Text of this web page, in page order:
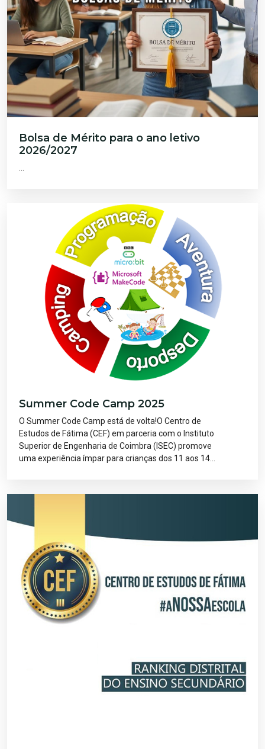
Bolsa de Mérito para o ano letivo
2026/2027
Summer Code Camp 2025
O Summer Code Camp está de volta!O Centro de
Estudos de Fátima (CEF) em parceria com o Instituto
Superior de Engenharia de Coimbra (ISEC) promove
uma experiência ímpar para crianças dos 11 aos 14...